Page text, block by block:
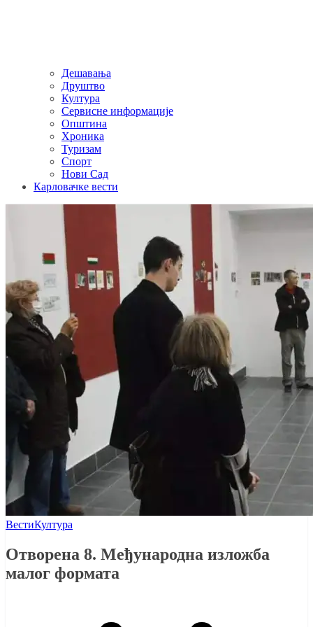
Дешавања
Друштво
Култура
Сервисне информације
Општина
Хроника
Туризам
Спорт
Нови Сад
Карловачке вести
ВестиКултура
Отворена 8. Међународна изложба
малог формата